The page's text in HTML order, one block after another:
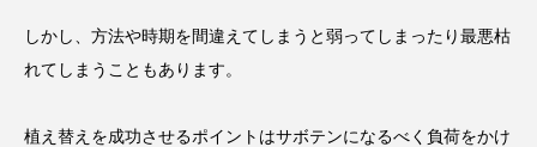
しかし、方法や時期を間違えてしまうと弱ってしまったり最悪枯
れてしまうこともあります。
植え替えを成功させるポイントはサボテンになるべく負荷をかけ